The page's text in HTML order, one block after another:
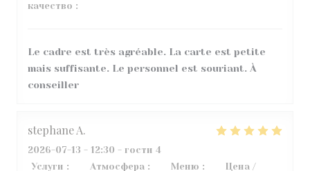
качество :
Le cadre est très agréable. La carte est petite
mais suffisante. Le personnel est souriant. À
conseiller
stephaneA
2026-07-13 - 12:30 - гости 4
Услуги : Атмосфера : Меню :
Цена /